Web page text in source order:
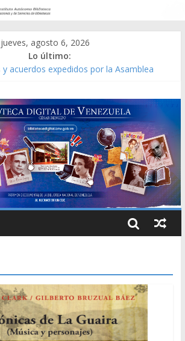
jueves, agosto 6, 2026
Lo último:
acuerdos expedidos por la Asamblea
[material gráfico]
República de Venezuela año CXXXIII Mes V,
de 2006 N° 38.394
obras de Modesta Bor